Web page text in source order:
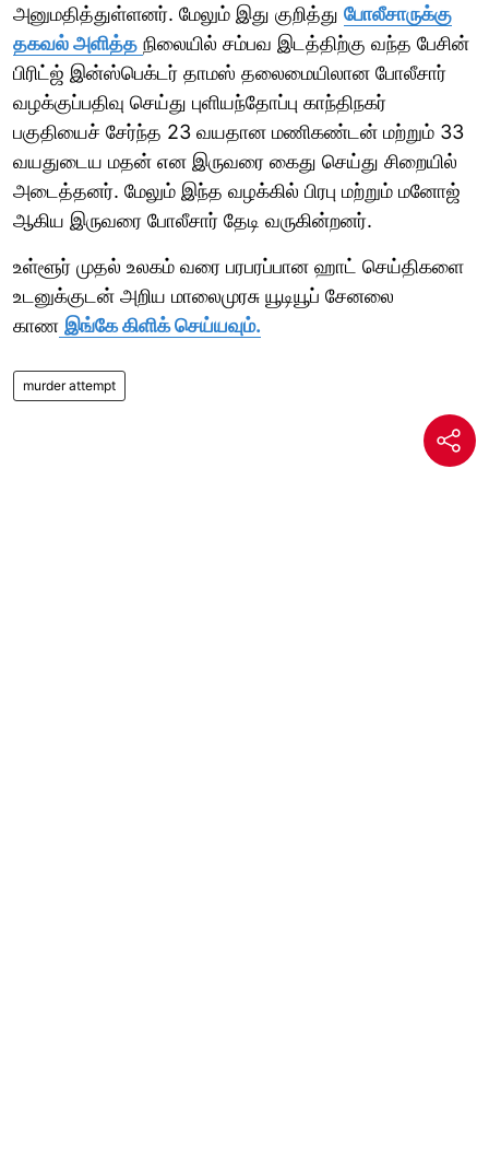
அனுமதித்துள்ளனர். மேலும் இது குறித்து போலீசாருக்கு
தகவல் அளித்த நிலையில் சம்பவ இடத்திற்கு வந்த பேசின்
பிரிட்ஜ் இன்ஸ்பெக்டர் தாமஸ் தலைமையிலான போலீசார்
வழக்குப்பதிவு செய்து புளியந்தோப்பு காந்திநகர்
பகுதியைச் சேர்ந்த 23 வயதான மணிகண்டன் மற்றும் 33
வயதுடைய மதன் என இருவரை கைது செய்து சிறையில்
அடைத்தனர். மேலும் இந்த வழக்கில் பிரபு மற்றும் மனோஜ்
ஆகிய இருவரை போலீசார் தேடி வருகின்றனர்.
உள்ளூர் முதல் உலகம் வரை பரபரப்பான ஹாட் செய்திகளை
உடனுக்குடன் அறிய மாலைமுரசு யூடியூப் சேனலை
காண இங்கே கிளிக் செய்யவும்.
murder attempt